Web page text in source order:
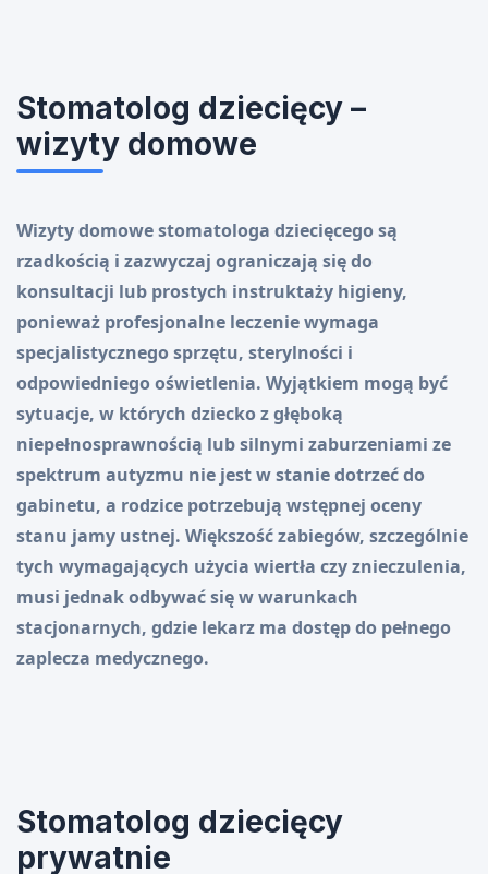
Stomatolog dziecięcy –
wizyty domowe
Wizyty domowe stomatologa dziecięcego są
rzadkością i zazwyczaj ograniczają się do
konsultacji lub prostych instruktaży higieny,
ponieważ profesjonalne leczenie wymaga
specjalistycznego sprzętu, sterylności i
odpowiedniego oświetlenia. Wyjątkiem mogą być
sytuacje, w których dziecko z głęboką
niepełnosprawnością lub silnymi zaburzeniami ze
spektrum autyzmu nie jest w stanie dotrzeć do
gabinetu, a rodzice potrzebują wstępnej oceny
stanu jamy ustnej. Większość zabiegów, szczególnie
tych wymagających użycia wiertła czy znieczulenia,
musi jednak odbywać się w warunkach
stacjonarnych, gdzie lekarz ma dostęp do pełnego
zaplecza medycznego.
Stomatolog dziecięcy
prywatnie